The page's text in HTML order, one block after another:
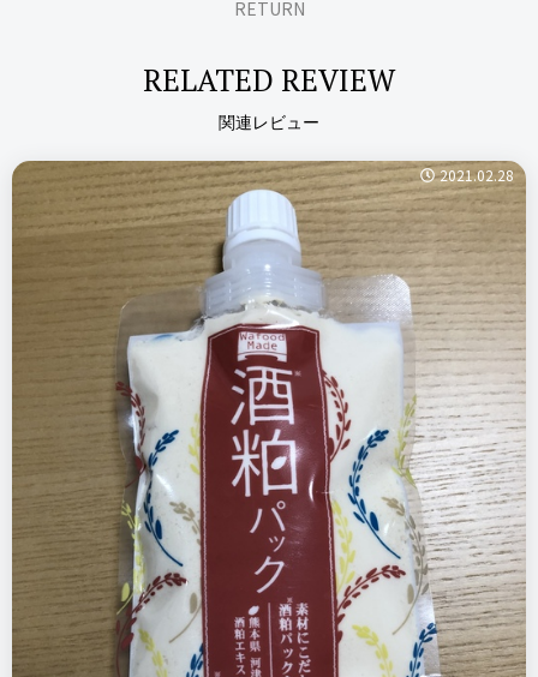
RETURN
RELATED REVIEW
関連レビュー
2021.02.28